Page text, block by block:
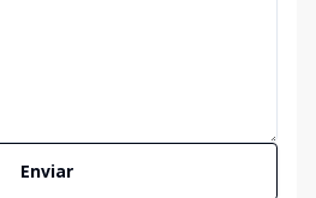
Enviar